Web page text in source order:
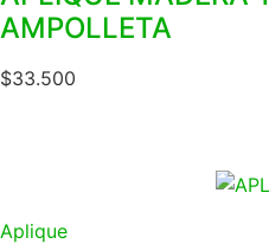
AMPOLLETA
$33.500
Aplique